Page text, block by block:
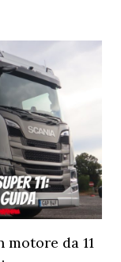
motore da 11